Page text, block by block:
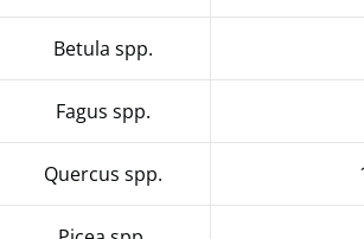
Betula spp.
Fagus spp.
Quercus spp.